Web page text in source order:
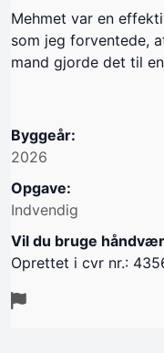
Mehmet var en
som jeg forventede,
mand gjorde det til
Byggeår:
2026
Opgave:
Indvendig
Vil du bruge
Oprettet i cvr nr.: